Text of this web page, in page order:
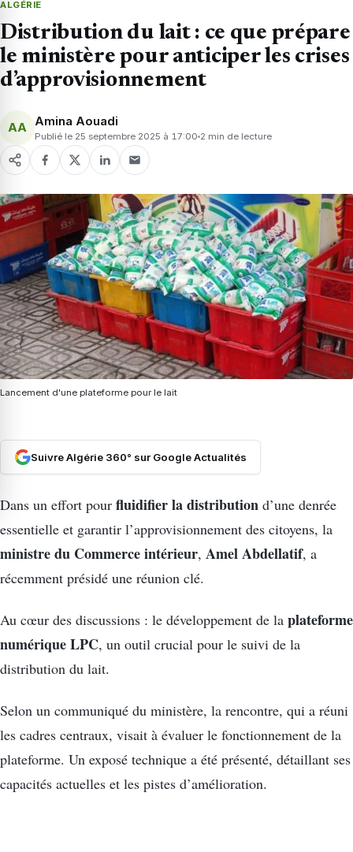
ALGÉRIE
Distribution du lait : ce que prépare
le ministère pour anticiper les crises
d’approvisionnement
AA Amina Aouadi
Publié le 25 septembre 2025 à 17:00 2 min de lecture
Lancement d'une plateforme pour le lait
Suivre Algérie 360° sur Google Actualités
Dans un effort pour fluidifier la distribution d’une denrée
essentielle et garantir l’approvisionnement des citoyens, la
ministre du Commerce intérieur, Amel Abdellatif, a
récemment présidé une réunion clé.
Au cœur des discussions : le développement de la plateforme
numérique LPC, un outil crucial pour le suivi de la
distribution du lait.
Selon un communiqué du ministère, la rencontre, qui a réuni
les cadres centraux, visait à évaluer le fonctionnement de la
plateforme. Un exposé technique a été présenté, détaillant ses
capacités actuelles et les pistes d’amélioration.